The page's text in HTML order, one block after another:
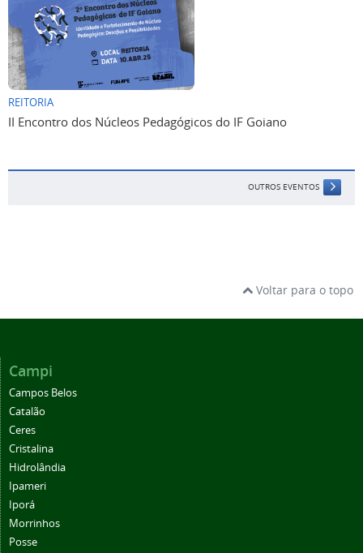
REITORIA
II Encontro dos Núcleos Pedagógicos do IF Goiano
OUTROS EVENTOS
Voltar para o topo
Campi
Campos Belos
Catalão
Ceres
Cristalina
Hidrolândia
Ipameri
Iporá
Morrinhos
Posse